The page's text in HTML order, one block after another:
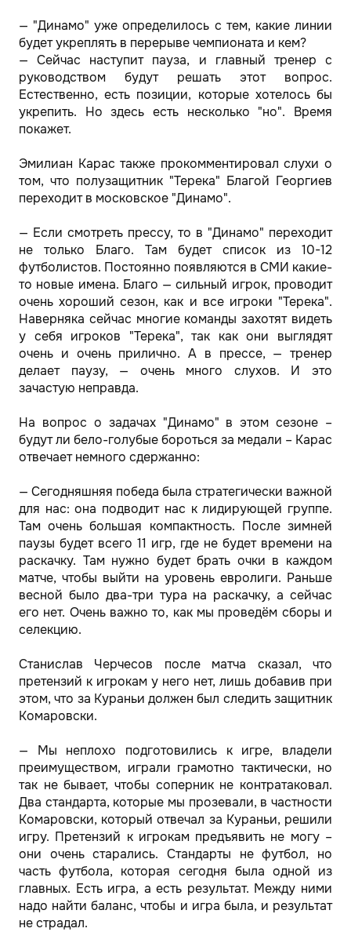
— "Динамо" уже определилось с тем, какие линии
будет укреплять в перерыве чемпионата и кем?
— Сейчас наступит пауза, и главный тренер с
руководством будут решать этот вопрос.
Естественно, есть позиции, которые хотелось бы
укрепить. Но здесь есть несколько "но". Время
покажет.
Эмилиан Карас также прокомментировал слухи о
том, что полузащитник "Терека" Благой Георгиев
переходит в московское "Динамо".
— Если смотреть прессу, то в "Динамо" переходит
не только Благо. Там будет список из 10-12
футболистов. Постоянно появляются в СМИ какие-
то новые имена. Благо — сильный игрок, проводит
очень хороший сезон, как и все игроки "Терека".
Наверняка сейчас многие команды захотят видеть
у себя игроков "Терека", так как они выглядят
очень и очень прилично. А в прессе, — тренер
делает паузу, — очень много слухов. И это
зачастую неправда.
На вопрос о задачах "Динамо" в этом сезоне –
будут ли бело-голубые бороться за медали – Карас
отвечает немного сдержанно:
— Сегодняшняя победа была стратегически важной
для нас: она подводит нас к лидирующей группе.
Там очень большая компактность. После зимней
паузы будет всего 11 игр, где не будет времени на
раскачку. Там нужно будет брать очки в каждом
матче, чтобы выйти на уровень евролиги. Раньше
весной было два-три тура на раскачку, а сейчас
его нет. Очень важно то, как мы проведём сборы и
селекцию.
Станислав Черчесов после матча сказал, что
претензий к игрокам у него нет, лишь добавив при
этом, что за Кураньи должен был следить защитник
Комаровски.
— Мы неплохо подготовились к игре, владели
преимуществом, играли грамотно тактически, но
так не бывает, чтобы соперник не контратаковал.
Два стандарта, которые мы прозевали, в частности
Комаровски, который отвечал за Кураньи, решили
игру. Претензий к игрокам предъявить не могу –
они очень старались. Стандарты не футбол, но
часть футбола, которая сегодня была одной из
главных. Есть игра, а есть результат. Между ними
надо найти баланс, чтобы и игра была, и результат
не страдал.